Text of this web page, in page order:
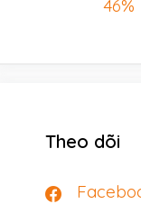
46%
Theo dõi